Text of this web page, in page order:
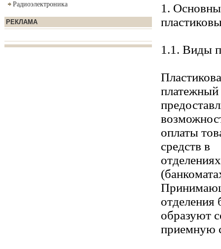
Радиоэлектроника
РЕКЛАМА
1.
1.1. Виды
платежный
оплаты
средств в
отделения
образуют
приемную